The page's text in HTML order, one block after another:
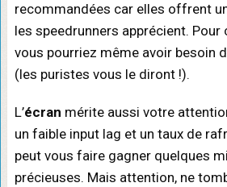
recommandées car elles offrent
les speedrunners apprécient. Pour
vous pourriez même avoir besoin
(les puristes vous le diront !).
L’écran mérite aussi votre
un faible input lag et un taux de
peut vous faire gagner quelques
précieuses. Mais attention, ne